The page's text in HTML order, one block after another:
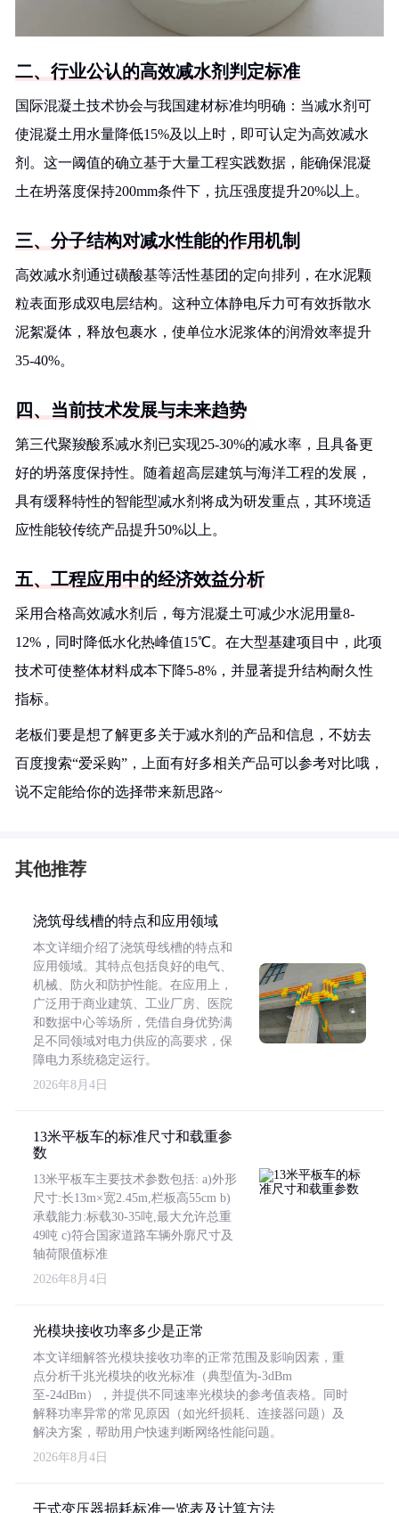
二、行业公认的高效减水剂判定标准
国际混凝土技术协会与我国建材标准均明确：当减水剂可
使混凝土用水量降低15%及以上时，即可认定为高效减水
剂。这一阈值的确立基于大量工程实践数据，能确保混凝
土在坍落度保持200mm条件下，抗压强度提升20%以上。
三、分子结构对减水性能的作用机制
高效减水剂通过磺酸基等活性基团的定向排列，在水泥颗
粒表面形成双电层结构。这种立体静电斥力可有效拆散水
泥絮凝体，释放包裹水，使单位水泥浆体的润滑效率提升
35-40%。
四、当前技术发展与未来趋势
第三代聚羧酸系减水剂已实现25-30%的减水率，且具备更
好的坍落度保持性。随着超高层建筑与海洋工程的发展，
具有缓释特性的智能型减水剂将成为研发重点，其环境适
应性能较传统产品提升50%以上。
五、工程应用中的经济效益分析
采用合格高效减水剂后，每方混凝土可减少水泥用量8-
12%，同时降低水化热峰值15℃。在大型基建项目中，此项
技术可使整体材料成本下降5-8%，并显著提升结构耐久性
指标。
老板们要是想了解更多关于减水剂的产品和信息，不妨去
百度搜索“爱采购”，上面有好多相关产品可以参考对比哦，
说不定能给你的选择带来新思路~
其他推荐
浇筑母线槽的特点和应用领域
本文详细介绍了浇筑母线槽的特点和
应用领域。其特点包括良好的电气、
机械、防火和防护性能。在应用上，
广泛用于商业建筑、工业厂房、医院
和数据中心等场所，凭借自身优势满
足不同领域对电力供应的高要求，保
障电力系统稳定运行。
2026年8月4日
13米平板车的标准尺寸和载重参
数
13米平板车主要技术参数包括: a)外形
尺寸:长13m×宽2.45m,栏板高55cm b)
承载能力:标载30-35吨,最大允许总重
49吨 c)符合国家道路车辆外廓尺寸及
轴荷限值标准
2026年8月4日
光模块接收功率多少是正常
本文详细解答光模块接收功率的正常范围及影响因素，重
点分析千兆光模块的收光标准（典型值为-3dBm
至-24dBm），并提供不同速率光模块的参考值表格。同时
解释功率异常的常见原因（如光纤损耗、连接器问题）及
解决方案，帮助用户快速判断网络性能问题。
2026年8月4日
干式变压器损耗标准一览表及计算方法